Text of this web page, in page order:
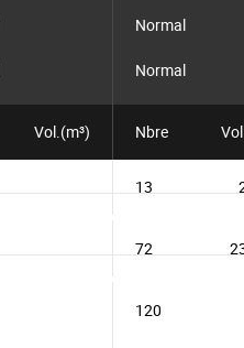
Normal
Normal
Vol.(m³) Nbre
13
72
120